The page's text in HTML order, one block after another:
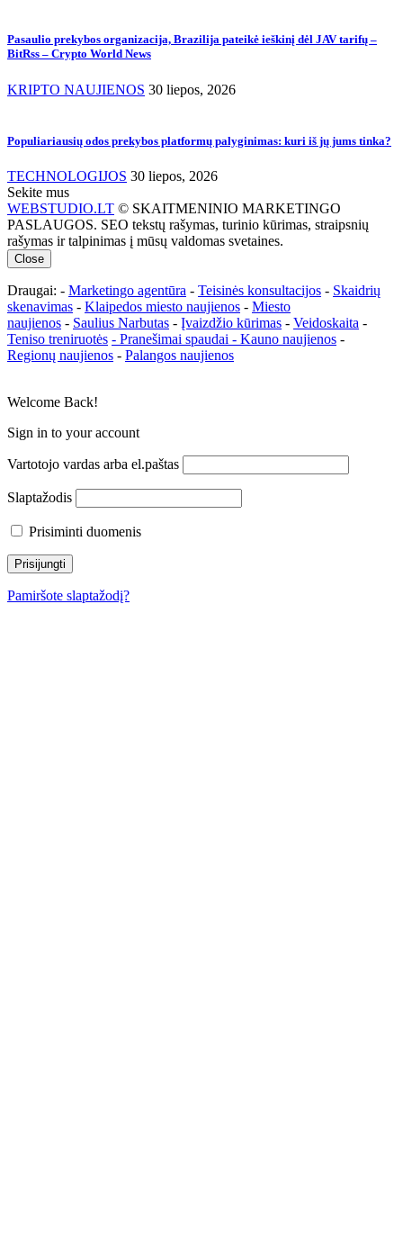
Pasaulio prekybos organizacija, Brazilija pateikė ieškinį dėl JAV tarifų –
BitRss – Crypto World News
KRIPTO NAUJIENOS 30 liepos, 2026
Populiariausių odos prekybos platformų palyginimas: kuri iš jų jums tinka?
TECHNOLOGIJOS 30 liepos, 2026
Sekite mus
WEBSTUDIO.LT © SKAITMENINIO MARKETINGO
PASLAUGOS. SEO tekstų rašymas, turinio kūrimas, straipsnių
rašymas ir talpinimas į mūsų valdomas svetaines.
Close
Draugai: - Marketingo agentūra - Teisinės konsultacijos - Skaidrių
skenavimas - Klaipedos miesto naujienos - Miesto
naujienos - Saulius Narbutas - Įvaizdžio kūrimas - Veidoskaita -
Teniso treniruotės - Pranešimai spaudai - Kauno naujienos -
Regionų naujienos - Palangos naujienos
Welcome Back!
Sign in to your account
Vartotojo vardas arba el.paštas
Slaptažodis
Prisiminti duomenis
Pamiršote slaptažodį?